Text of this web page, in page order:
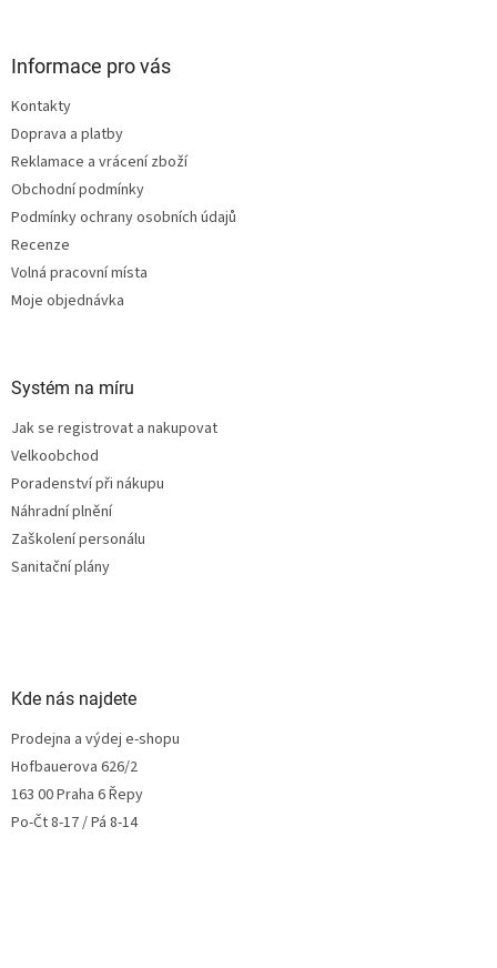
Informace pro vás
Kontakty
Doprava a platby
Reklamace a vrácení zboží
Obchodní podmínky
Podmínky ochrany osobních údajů
Recenze
Volná pracovní místa
Moje objednávka
Systém na míru
Jak se registrovat a nakupovat
Velkoobchod
Poradenství při nákupu
Náhradní plnění
Zaškolení personálu
Sanitační plány
Kde nás najdete
Prodejna a výdej e-shopu
Hofbauerova 626/2
163 00 Praha 6 Řepy
Po-Čt 8-17 / Pá 8-14